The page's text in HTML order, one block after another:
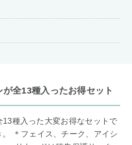
全13種入ったお得セット
13種入った大変お得なセットで
＊フェイス、チーク、アイシ